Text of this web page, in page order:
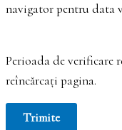
navigator pentru data
Perioada de verificare
reîncărcați pagina.